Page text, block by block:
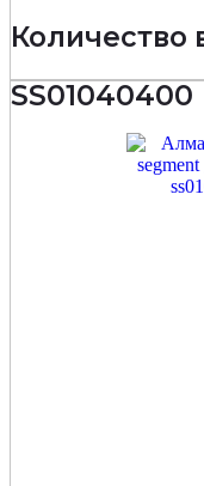
Количество
SS01040400